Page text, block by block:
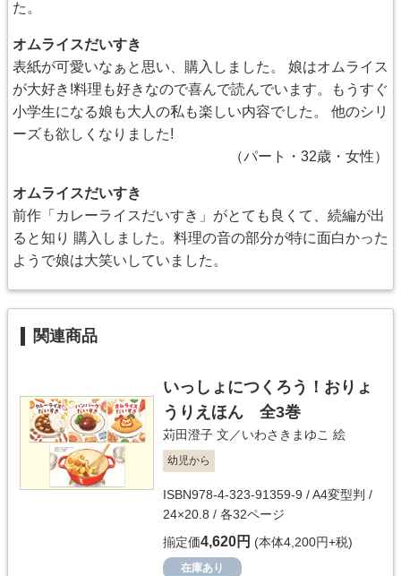
た。
オムライスだいすき
表紙が可愛いなぁと思い、購入しました。 娘はオムライス
が大好き!料理も好きなので喜んで読んでいます。もうすぐ
小学生になる娘も大人の私も楽しい内容でした。 他のシリ
ーズも欲しくなりました!
（パート・32歳・女性）
オムライスだいすき
前作「カレーライスだいすき」がとても良くて、続編が出
ると知り 購入しました。料理の音の部分が特に面白かった
ようで娘は大笑いしていました。
関連商品
いっしょにつくろう！おりょ
うりえほん 全3巻
苅田澄子 文／いわさきまゆこ 絵
幼児から
ISBN978-4-323-91359-9 / A4変型判 /
24×20.8 / 各32ページ
揃定価4,620円 (本体4,200円+税)
在庫あり